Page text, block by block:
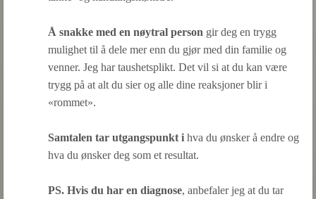
Å snakke med en nøytral person gir deg en trygg
mulighet til å dele mer enn du gjør med din familie og
venner. Jeg har taushetsplikt. Det vil si at du kan være
trygg på at alt du sier og alle dine reaksjoner blir i
«rommet».
Samtalen tar utgangspunkt i hva du ønsker å endre og
hva du ønsker deg som et resultat.
PS. Hvis du har en diagnose, anbefaler jeg at du tar